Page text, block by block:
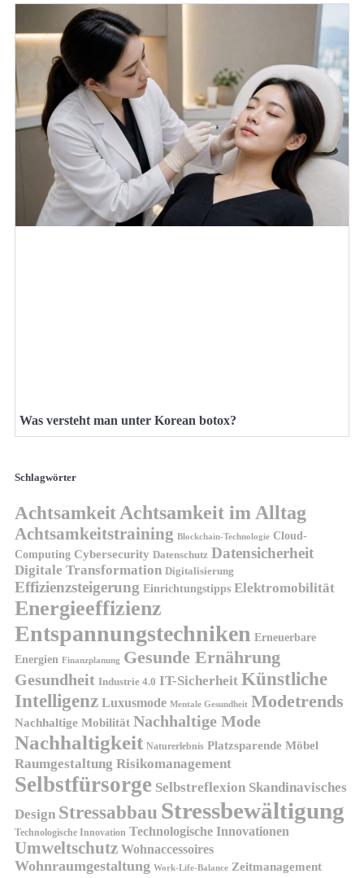
Was versteht man unter Korean botox?
Schlagwörter
AchtsamkeitAchtsamkeit im Alltag
Achtsamkeitstraining Blockchain-Technologie Cloud-
Computing Cybersecurity Datenschutz Datensicherheit
Digitale Transformation Digitalisierung
Effizienzsteigerung Einrichtungstipps Elektromobilität
Energieeffizienz
Entspannungstechniken Erneuerbare
Energien Finanzplanung Gesunde Ernährung
Gesundheit Industrie 4.0 IT-Sicherheit Künstliche
Intelligenz Luxusmode Mentale Gesundheit Modetrends
Nachhaltige Mobilität Nachhaltige Mode
Nachhaltigkeit Naturerlebnis Platzsparende Möbel
Raumgestaltung Risikomanagement
Selbstfürsorge Selbstreflexion Skandinavisches
Design Stressabbau Stressbewältigung
Technologische Innovation Technologische Innovationen
Umweltschutz Wohnaccessoires
Wohnraumgestaltung Work-Life-Balance Zeitmanagement